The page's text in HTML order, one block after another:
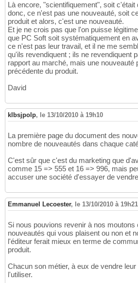
Là encore, "scientifiquement", soit c'était
donc, ce n'est pas une nouveauté, soit
produit et alors, c'est une nouveauté.
Et je ne crois pas que l'on puisse
que PC Soft soit systématiquement en
ce n'est pas leur travail, et il ne me
qu'ils revendiquent ; ils ne revendiquent
rapport au marché, mais une nouveauté
précédente du produit.
David
klbsjpolp, le 13/10/2010 à 19h10
La première page du document des
nombre de nouveautés dans chaque
C'est sûr que c'est du marketing que
comme 15 => 555 et 16 => 996, mais
accuser une société d'essayer de
Emmanuel Lecoester, le 13/10/2010 à 19h21
Si nous pouvions revenir à nos moutons
nouveautés qui vous plaisent ou non et
l'éditeur ferait mieux en terme de
produit.
Chacun son métier, à eux de vendre
l'utiliser.